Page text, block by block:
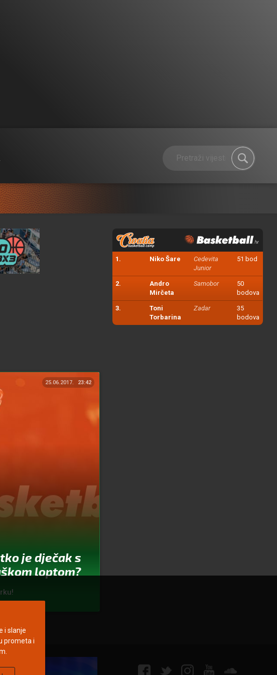
1. Niko Šare
Cedevita
Junior
51 bod
2.
Andro
Mirčeta
Samobor
50
bodova
3.
Toni
Torbarina
Zadar
35
bodova
25.06.2017. 23:42
je dječak s
loptom?
i slanje
prometa i